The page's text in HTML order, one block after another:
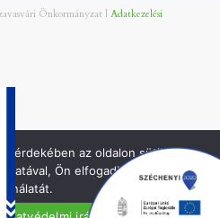
Önkormányzat | Adatkezelési
érdekében az oldalon sütiket
Ön elfogadja a cookie-k